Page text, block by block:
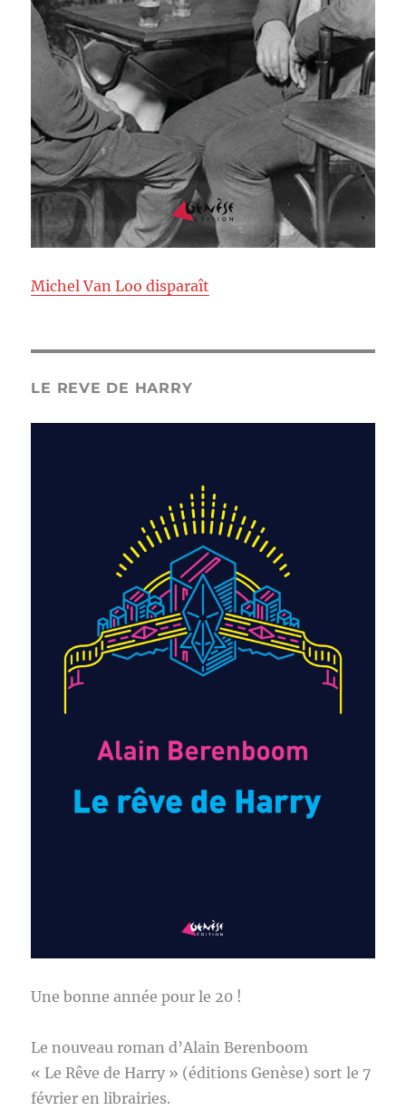
Michel Van Loo disparaît
LE REVE DE HARRY
Une bonne année pour le 20 !
Le nouveau roman d’Alain Berenboom
« Le Rêve de Harry » (éditions Genèse) sort le 7
février en librairies.